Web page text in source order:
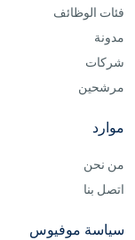
فئات الوظائف
مدونة
شركات
مرشحين
موارد
من نحن
اتصل بنا
سياسة موفيوس